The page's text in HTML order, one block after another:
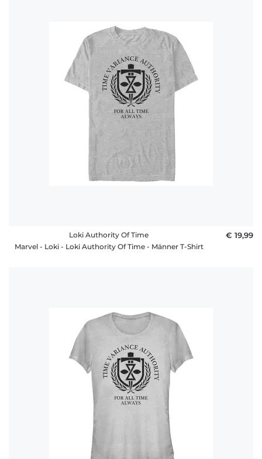
Loki Authority Of Time
Marvel - Loki - Loki Authority Of Time - Männer T-Shirt
€ 19,99